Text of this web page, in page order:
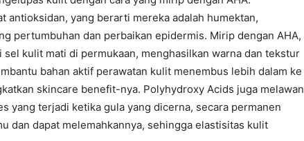
antioksidan, yang berarti mereka adalah humektan,
pertumbuhan dan perbaikan epidermis. Mirip dengan AHA,
kulit mati di permukaan, menghasilkan warna dan tekstur
bahan aktif perawatan kulit menembus lebih dalam ke
skincare benefit-nya. Polyhydroxy Acids juga melawan
yang terjadi ketika gula yang dicerna, secara permanen
dan dapat melemahkannya, sehingga elastisitas kulit